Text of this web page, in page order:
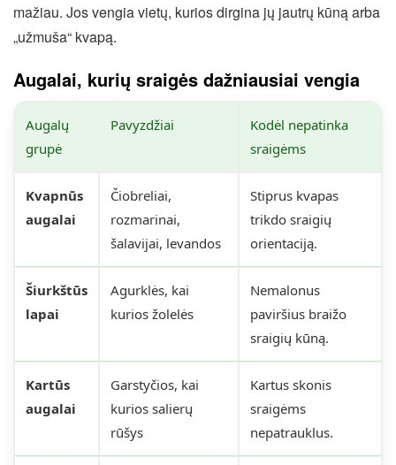
mažiau. Jos vengia vietų, kurios dirgina jų jautrų kūną arba
„užmuša“ kvapą.
Augalai, kurių sraigės dažniausiai vengia
Augalų
grupė
Pavyzdžiai
Kodėl nepatinka
sraigėms
Kvapnūs
augalai
Čiobreliai,
rozmarinai,
šalavijai, levandos
Stiprus kvapas
trikdo sraigių
orientaciją.
Šiurkštūs
lapai
Agurklės, kai
kurios žolelės
Nemalonus
paviršius braižo
sraigių kūną.
Kartūs
augalai
Garstyčios, kai
kurios salierų
rūšys
Kartus skonis
sraigėms
nepatrauklus.